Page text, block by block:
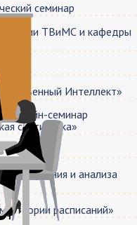
семинар
ТВиМС и кафедры
Интеллект»
онлайн-семинар
статистика»
обучения и анализа
теории расписаний»